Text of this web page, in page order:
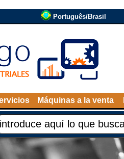
Português/Brasil
Máquinas a la venta